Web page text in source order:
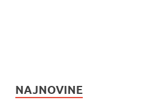
NAJNOVINE